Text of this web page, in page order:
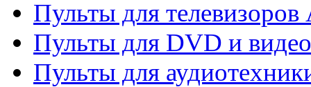
Пульты для телевизоров
Пульты для DVD и
Пульты для